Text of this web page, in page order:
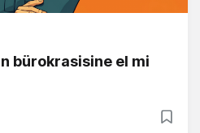
bürokrasisine el mi